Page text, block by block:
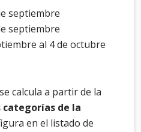
septiembre
septiembre
al 4 de octubre
calcula a partir de la
de la
en el listado de